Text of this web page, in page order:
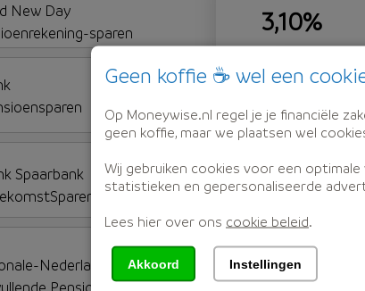
New Day
sparen
3,10%
Spaarbank
Nederlanden Bank
PensioenOpbouw
3,05%
Geen koffie ☕ wel een
Op Moneywise.nl regel je je financiële
geen koffie, maar we plaatsen wel
Wij gebruiken cookies voor een optimale
statistieken en gepersonaliseerde
Lees hier over ons cookie beleid.
Akkoord Instellingen